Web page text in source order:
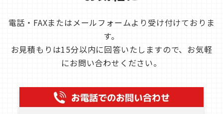
電話・FAXまたはメールフォームより受け付けておりま
す。
お見積もりは15分以内に回答いたしますので、お気軽
にお問い合わせください。